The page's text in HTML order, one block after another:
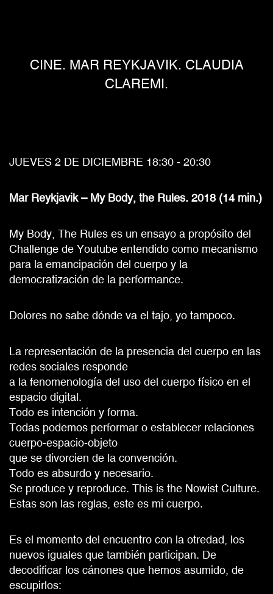
CINE. MAR REYKJAVIK. CLAUDIA
CLAREMI.
JUEVES 2 DE DICIEMBRE 18:30 - 20:30
Mar Reykjavik – My Body, the Rules. 2018 (14 min.)
My Body, The Rules es un ensayo a propósito del
Challenge de Youtube entendido como mecanismo
para la emancipación del cuerpo y la
democratización de la performance.
Dolores no sabe dónde va el tajo, yo tampoco.
La representación de la presencia del cuerpo en las
redes sociales responde
a la fenomenología del uso del cuerpo físico en el
espacio digital.
Todo es intención y forma.
Todas podemos performar o establecer relaciones
cuerpo-espacio-objeto
que se divorcien de la convención.
Todo es absurdo y necesario.
Se produce y reproduce. This is the Nowist Culture.
Estas son las reglas, este es mi cuerpo.
Es el momento del encuentro con la otredad, los
nuevos iguales que también participan. De
decodificar los cánones que hemos asumido, de
escupirlos: